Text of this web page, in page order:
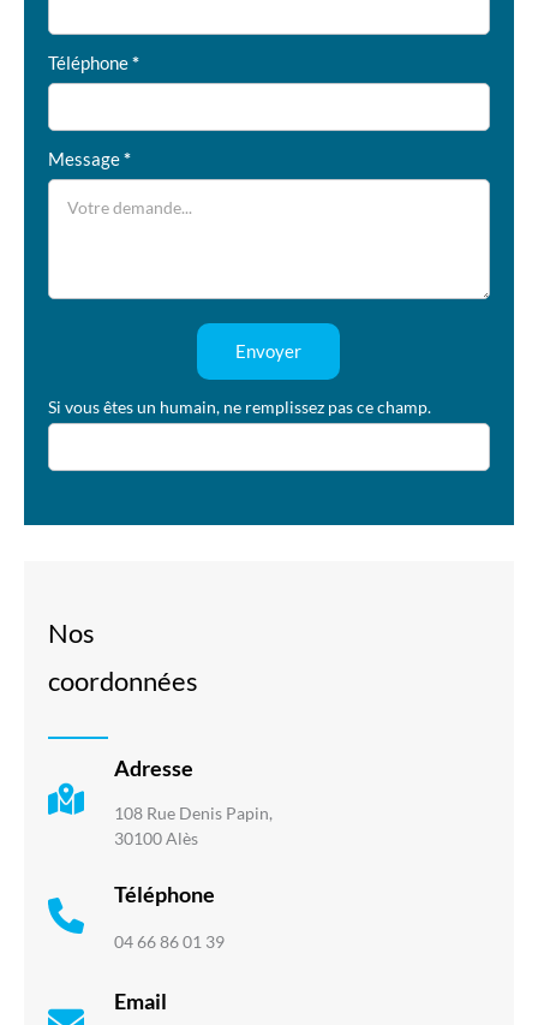
Téléphone*
Message*
Envoyer
Si vous êtes un humain, ne remplissez pas ce champ.
Nos
coordonnées
Adresse
108 Rue Denis Papin,
30100 Alès
Téléphone
04 66 86 01 39
Email